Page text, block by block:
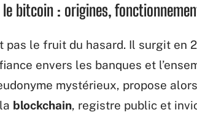
le bitcoin : origines,
pas le fruit du hasard. Il surgit en
envers les banques et
mystérieux, propose
blockchain, registre public et